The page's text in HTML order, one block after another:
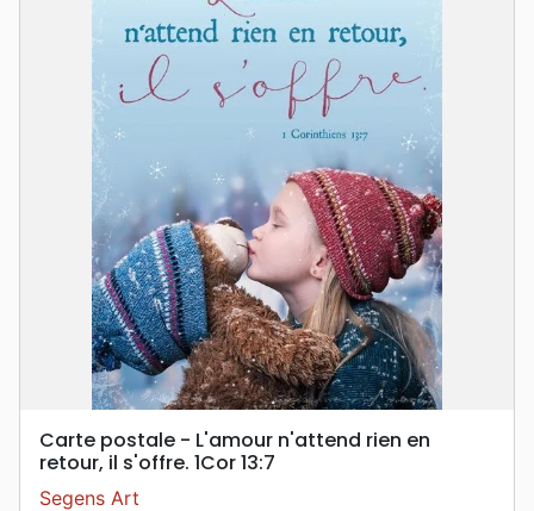
Carte postale - L'amour n'attend rien en
retour, il s'offre. 1Cor 13:7
Segens Art